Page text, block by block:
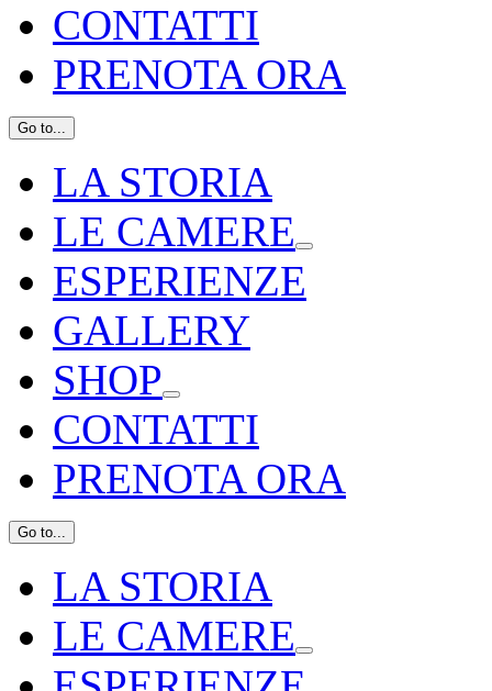
CONTATTI
PRENOTA ORA
Go to...
LA STORIA
LE CAMERE
ESPERIENZE
GALLERY
SHOP
CONTATTI
PRENOTA ORA
Go to...
LA STORIA
LE CAMERE